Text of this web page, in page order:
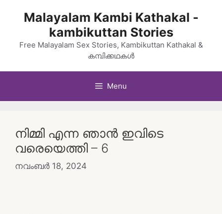
Malayalam Kambi Kathakal -
kambikuttan Stories
Free Malayalam Sex Stories, Kambikuttan Kathakal &
കമ്പിക്കഥകൾ
Menu
നിമ്മി എന്ന ഞാന്‍ ഇവിടെ
വരെയെത്തി – 6
നവംബർ 18, 2024